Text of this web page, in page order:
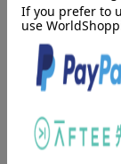
独自の投資スタ
具体的な取引事例
子育てと両立しな
戦略を立て、実行
株式投資を始めた
3セクターの選定
テーマに属する業
4トップ企業の売買
業界トップ級の企
育休中に株式投
わずか2年で資産
現役ママ投資家・
内容紹介（「
気がついたらい
ホ。授乳しなが
家が教える、優
世界経済がどっ
金が集まりそう
定ーテーマに属